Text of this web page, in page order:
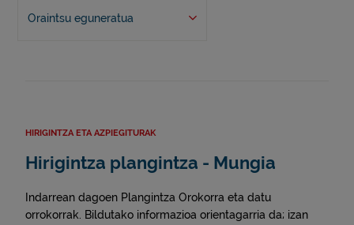
Oraintsu eguneratua
HIRIGINTZA ETA AZPIEGITURAK
Hirigintza plangintza - Mungia
Indarrean dagoen Plangintza Orokorra eta datu
orrokorrak. Bildutako informazioa orientagarria da; izan